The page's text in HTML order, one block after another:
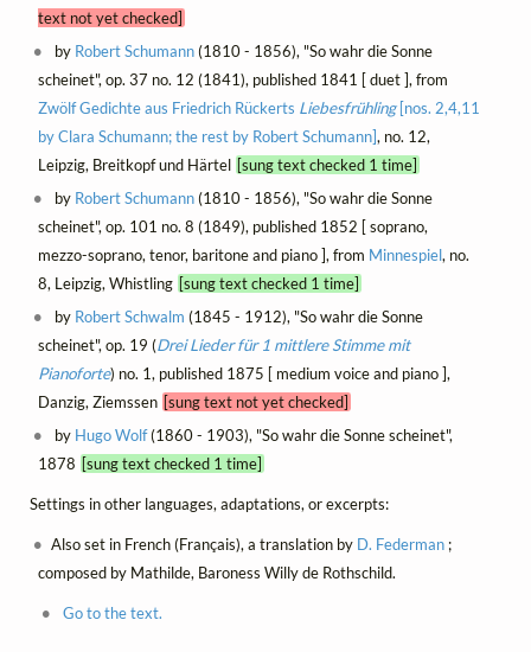
text not yet checked]
by Robert Schumann(1810 - 1856), "So wahr die Sonne
scheinet", op. 37 no. 12 (1841), published 1841 [ duet ], from
Zwölf Gedichte aus Friedrich Rückerts Liebesfrühling[nos. 2,4,11
by Clara Schumann; the rest by Robert Schumann], no. 12,
Leipzig, Breitkopf und Härtel [sung text checked 1 time]
by Robert Schumann(1810 - 1856), "So wahr die Sonne
scheinet", op. 101 no. 8 (1849), published 1852 [ soprano,
mezzo-soprano, tenor, baritone and piano ], from Minnespiel, no.
8, Leipzig, Whistling [sung text checked 1 time]
by Robert Schwalm (1845 - 1912), "So wahr die Sonne
scheinet", op. 19 (Drei Lieder für 1 mittlere Stimme mit
Pianoforte) no. 1, published 1875 [ medium voice and piano ],
Danzig, Ziemssen [sung text not yet checked]
by Hugo Wolf(1860 - 1903), "So wahr die Sonne scheinet",
1878 [sung text checked 1 time]
Settings in other languages, adaptations, or excerpts:
Also set in French (Français), a translation by D. Federman ;
composed by Mathilde, Baroness Willy de Rothschild.
Go to the text.